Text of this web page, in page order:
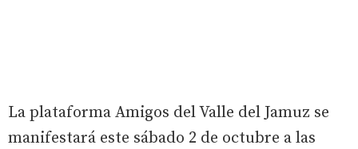
La plataforma Amigos del Valle del Jamuz se
manifestará este sábado 2 de octubre a las